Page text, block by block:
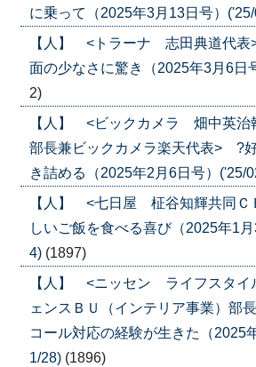
に乗って（2025年3月13日号）
【人】 <トラーナ 志田典道代
面の少なさに驚き（2025年3月6日
2)
【人】 <ビックカメラ 畑中英治
部長兼ビックカメラ楽天代表> ?
き詰める（2025年2月6日号）('25/
【人】 <七日屋 柾谷知輝共同
しいご飯を食べる喜び（2025年1
4) (1897)
【人】 <ニッセン ライフスタイ
ェンスＢＵ（インテリア事業）
コール対応の経験が生きた（2025
1/28) (1896)